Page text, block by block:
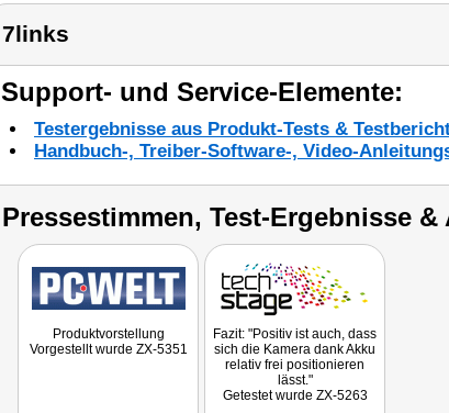
7links
Support- und Service-Elemente:
Testergebnisse aus Produkt-Tests &
Handbuch-, Treiber-Software-, Video-
Pressestimmen, Test-Ergebnisse
Produktvorstellung
Vorgestellt wurde ZX-5351
Fazit: "Positiv ist auch, dass
sich die Kamera dank Akku
relativ frei positionieren
lässt."
Getestet wurde ZX-5263